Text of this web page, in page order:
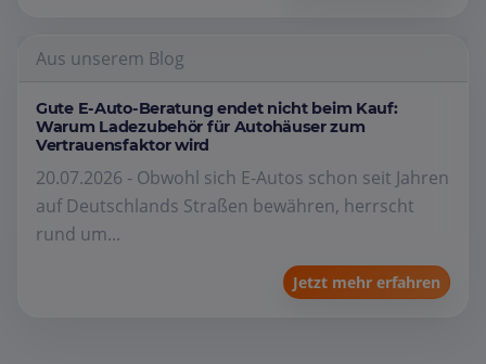
Aus unserem Blog
Gute E-Auto-Beratung endet nicht beim Kauf:
Warum Ladezubehör für Autohäuser zum
Vertrauensfaktor wird
20.07.2026 - Obwohl sich E-Autos schon seit Jahren
auf Deutschlands Straßen bewähren, herrscht
rund um...
Jetzt mehr erfahren